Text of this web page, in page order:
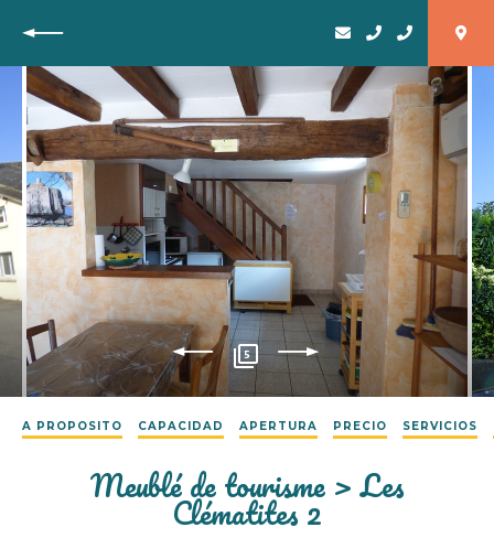
Vuelta
5
A PROPOSITO CAPACIDAD APERTURA PRECIO SERVICIOS
Meublé de tourisme > Les
Clématites 2